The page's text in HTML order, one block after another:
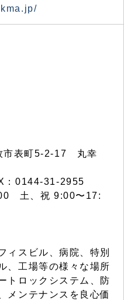
市表町5-2-17 丸幸
：0144-31-2955
土、祝 9:00〜17:
ィスビル、病院、特別
、工場等の様々な場所
トロックシステム、防
メンテナンスを良心価